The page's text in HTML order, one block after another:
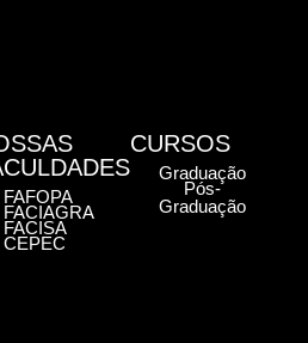
FAFOPA
FACIAGRA
FACISA
CEPEC
CURSOS
Graduação
Pós-
Graduação